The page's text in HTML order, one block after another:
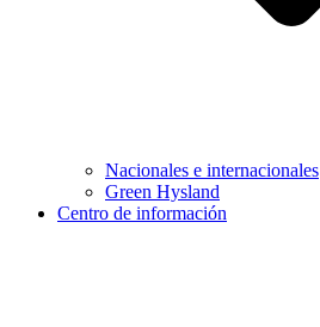
Nacionales e internacionales
Green Hysland
Centro de información